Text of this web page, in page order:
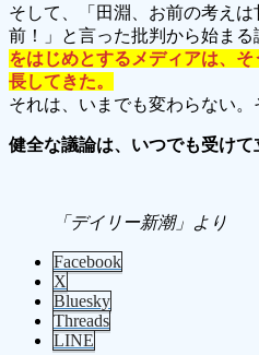
そして、「田淵、お前の考え
前！」と言った批判から始まる
をはじめとするメディアは、
長してきた。
それは、いまでも変わらない。
健全な議論は、いつでも受けて
「デイリー新潮」より
Facebook
X
Bluesky
Threads
LINE